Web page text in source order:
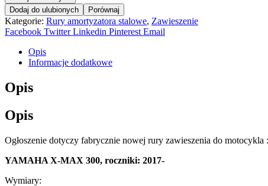
ZAWIESZENIE
YAMAHA
X-
MAX
Dodaj do ulubionych
Porównaj
Kategorie: Rury amortyzatora stalowe, Zawieszenie
Facebook Twitter Linkedin Pinterest Email
Opis
Informacje dodatkowe
Opis
Opis
Ogłoszenie dotyczy fabrycznie nowej rury zawieszenia do motocykla :
YAMAHA X-MAX 300, roczniki: 2017-
Wymiary: